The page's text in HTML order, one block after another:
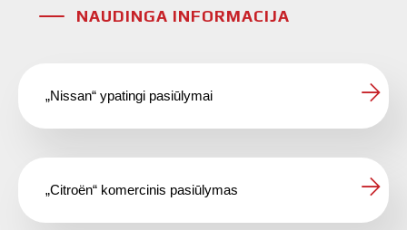
NAUDINGA INFORMACIJA
„Nissan“ ypatingi pasiūlymai
„Citroën“ komercinis pasiūlymas